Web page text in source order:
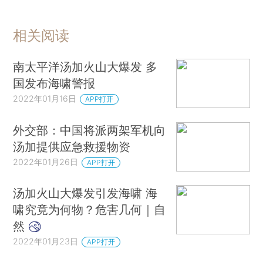
相关阅读
南太平洋汤加火山大爆发 多
国发布海啸警报
2022年01月16日 APP打开
外交部：中国将派两架军机向
汤加提供应急救援物资
2022年01月26日 APP打开
汤加火山大爆发引发海啸 海
啸究竟为何物？危害几何｜自
然
2022年01月23日 APP打开